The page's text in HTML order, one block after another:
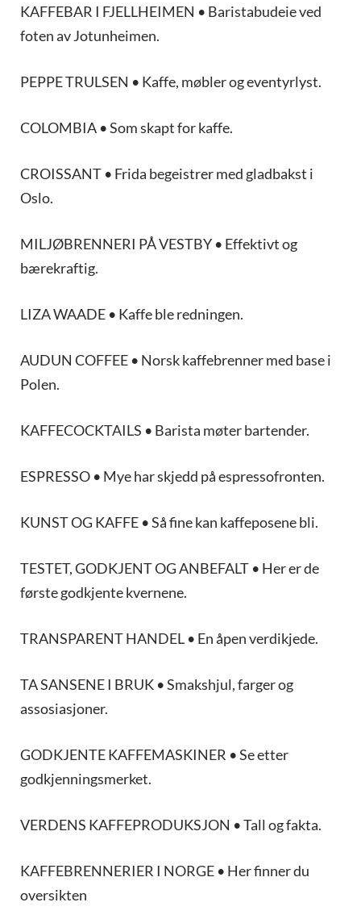
KAFFEBAR I FJELLHEIMEN • Baristabudeie ved
foten av Jotunheimen.
PEPPE TRULSEN • Kaffe, møbler og eventyrlyst.
COLOMBIA • Som skapt for kaffe.
CROISSANT • Frida begeistrer med gladbakst i
Oslo.
MILJØBRENNERI PÅ VESTBY • Effektivt og
bærekraftig.
LIZA WAADE • Kaffe ble redningen.
AUDUN COFFEE • Norsk kaffebrenner med base i
Polen.
KAFFECOCKTAILS • Barista møter bartender.
ESPRESSO • Mye har skjedd på espressofronten.
KUNST OG KAFFE • Så fine kan kaffeposene bli.
TESTET, GODKJENT OG ANBEFALT • Her er de
første godkjente kvernene.
TRANSPARENT HANDEL • En åpen verdikjede.
TA SANSENE I BRUK • Smakshjul, farger og
assosiasjoner.
GODKJENTE KAFFEMASKINER • Se etter
godkjenningsmerket.
VERDENS KAFFEPRODUKSJON • Tall og fakta.
KAFFEBRENNERIER I NORGE • Her finner du
oversikten